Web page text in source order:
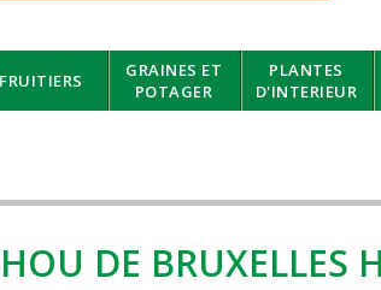
FRUITIERS
GRAINES ET
POTAGER
PLANTES
D'INTERIEUR
DE BRUXELLES